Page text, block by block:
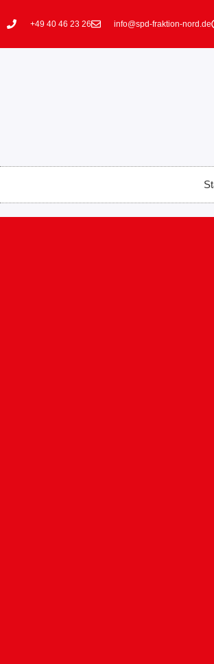
+49 40 46 23 26 info@spd-fraktion-nord.de